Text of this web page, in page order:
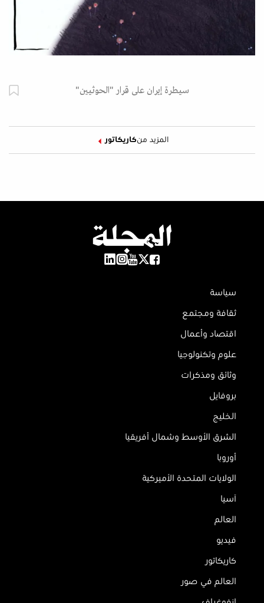
سيطرة إيران على قرار "الحوثيين"
المزيد منكاريكاتور
سياسة
ثقافة ومجتمع
اقتصاد وأعمال
علوم وتكنولوجيا
وثائق ومذكرات
بروفايل
الخليج
الشرق الأوسط وشمال أفريقيا
أوروبا
الولايات المتحدة الأميركية
آسيا
العالم
فيديو
كاريكاتور
العالم في صور